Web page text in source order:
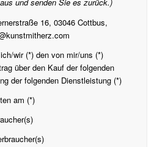
und senden Sie es zurück.)
16, 03046 Cottbus,
wir (*) den von mir/uns (*)
über den Kauf der folgenden
der folgenden Dienstleistung (*)
am (*)